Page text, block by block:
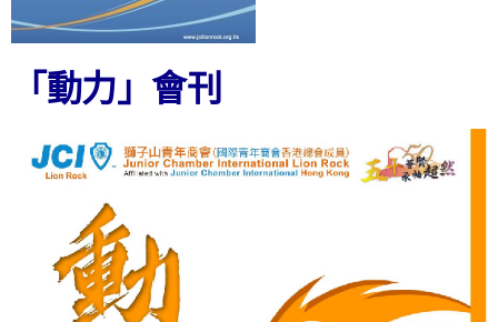
「動力」會刊